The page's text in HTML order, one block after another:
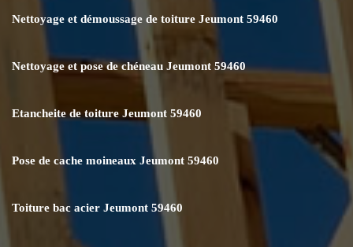
Nettoyage et démoussage de toiture Jeumont 59460
Nettoyage et pose de chéneau Jeumont 59460
Etancheite de toiture Jeumont 59460
Pose de cache moineaux Jeumont 59460
Toiture bac acier Jeumont 59460